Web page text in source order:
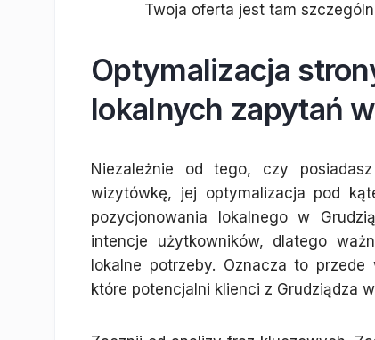
Twoja oferta jest tam
Optymalizacja
lokalnych zapytań
Niezależnie od tego, czy
wizytówkę, jej optymalizacja pod
pozycjonowania lokalnego w
intencje użytkowników, dlatego
lokalne potrzeby. Oznacza to
które potencjalni klienci z Grudziądza